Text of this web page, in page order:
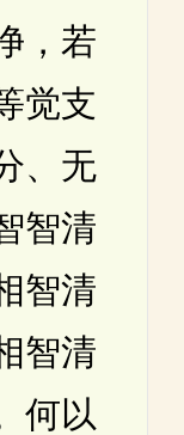
，若
觉支
、无
智清
智清
智清
何以